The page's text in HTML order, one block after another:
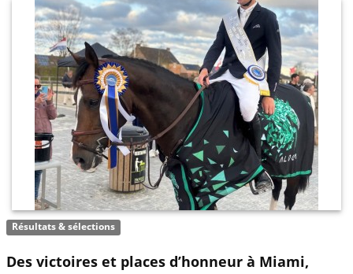
Résultats & sélections
Des victoires et places d’honneur à Miami,